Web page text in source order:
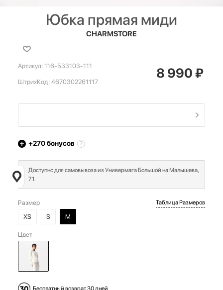
Юбка прямая миди
CHARMSTORE
Артикул: 116-533103-111
ШтрихКод: 4670302261117
8 990₽
+270бонусов
Доступно для самовывоза из Универмага Большой на Малышева,
71.
Размер
XS
S M
Таблица Размеров
Цвет
Бесплатный возврат 30 дней